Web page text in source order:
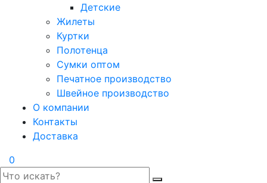
Детские
Жилеты
Куртки
Полотенца
Сумки оптом
Печатное производство
Швейное производство
О компании
Контакты
Доставка
0